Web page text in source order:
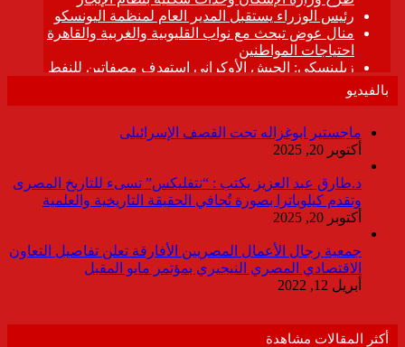
بالفيديو
ماجستير ابوغزاله تحت القصف الإسرائيلى
أكتوبر 20, 2025
د.طارق عبد العزيز يكتب : “نتفليكس” تسىء للتاريخ المصرى
وتقدم كيلوباترا بصورة تُجافي الحقيقة التاريخية والعلمية
أكتوبر 20, 2025
جمعية رجال الأعمال المصريين الأفارقة تعلن تفاصيل التعاون
الاقتصادي المصري النيجيري بمؤتمر مايو المقبل
أبريل 12, 2022
أكثر المقالات مشاهدة